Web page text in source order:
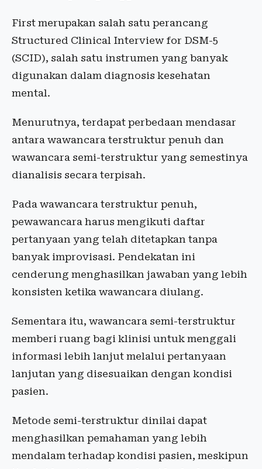
First merupakan salah satu perancang
Structured Clinical Interview for DSM-5
(SCID), salah satu instrumen yang banyak
digunakan dalam diagnosis kesehatan
mental.
Menurutnya, terdapat perbedaan mendasar
antara wawancara terstruktur penuh dan
wawancara semi-terstruktur yang semestinya
dianalisis secara terpisah.
Pada wawancara terstruktur penuh,
pewawancara harus mengikuti daftar
pertanyaan yang telah ditetapkan tanpa
banyak improvisasi. Pendekatan ini
cenderung menghasilkan jawaban yang lebih
konsisten ketika wawancara diulang.
Sementara itu, wawancara semi-terstruktur
memberi ruang bagi klinisi untuk menggali
informasi lebih lanjut melalui pertanyaan
lanjutan yang disesuaikan dengan kondisi
pasien.
Metode semi-terstruktur dinilai dapat
menghasilkan pemahaman yang lebih
mendalam terhadap kondisi pasien, meskipun